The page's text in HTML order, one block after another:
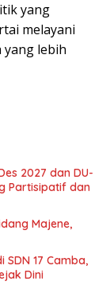
yang
melayani
yang lebih
2027 dan DU-
Partisipatif dan
Majene,
17 Camba,
Dini